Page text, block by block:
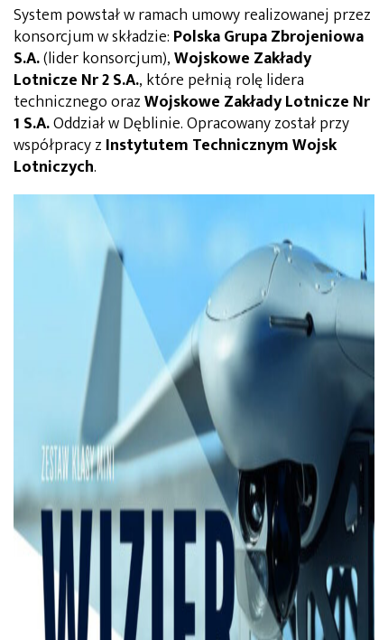
System powstał w ramach umowy realizowanej przez
konsorcjum w składzie: Polska Grupa Zbrojeniowa
S.A.(lider konsorcjum),Wojskowe Zakłady
Lotnicze Nr 2 S.A., które pełnią rolę lidera
technicznego orazWojskowe Zakłady Lotnicze Nr
1 S.A.Oddział w Dęblinie. Opracowany został przy
współpracy z Instytutem Technicznym Wojsk
Lotniczych.